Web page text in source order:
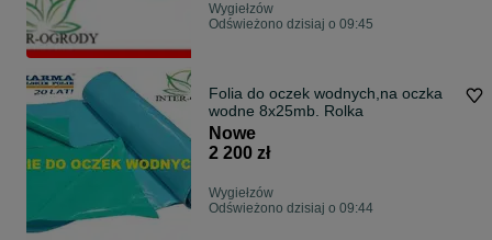
Wygiełzów
Odświeżono dzisiaj o 09:45
Folia do oczek wodnych,na oczka
wodne 8x25mb. Rolka
Nowe
2 200 zł
Wygiełzów
Odświeżono dzisiaj o 09:44